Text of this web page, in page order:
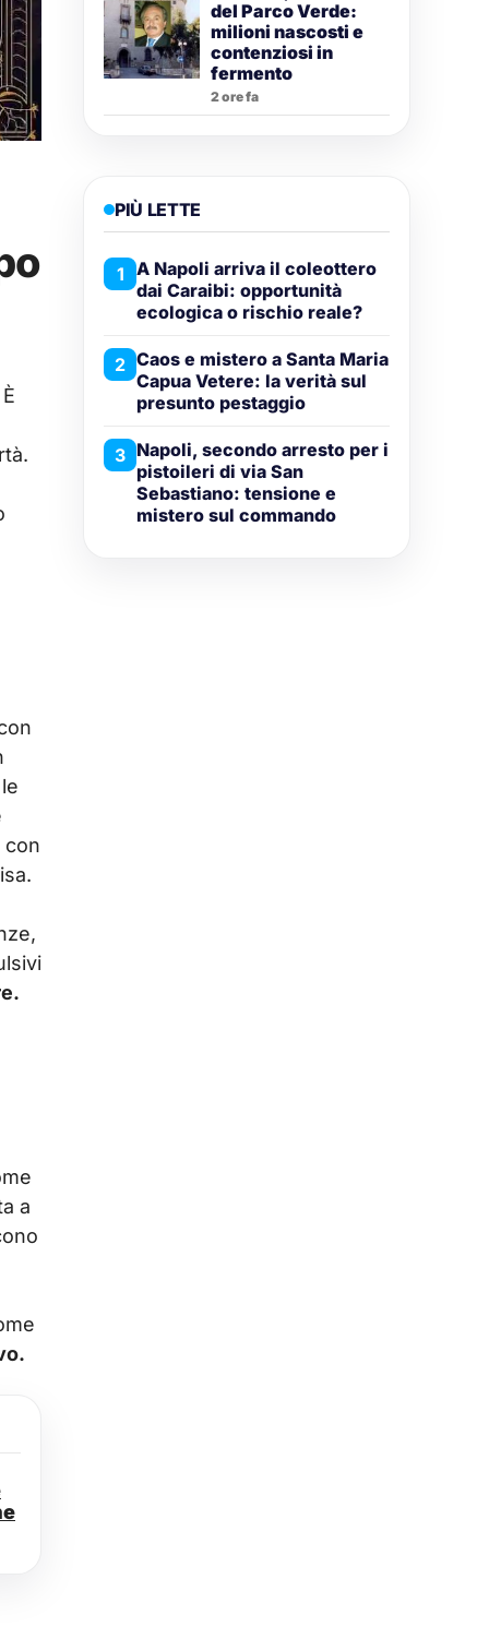
con
a
del Parco Verde:
milioni nascosti e
contenziosi in
fermento
2 ore fa
PIÙ LETTE
1 A Napoli arriva il coleottero
dai Caraibi: opportunità
ecologica o rischio reale?
2 Caos e mistero a Santa Maria
Capua Vetere: la verità sul
presunto pestaggio
3 Napoli, secondo arresto per i
pistoileri di via San
Sebastiano: tensione e
mistero sul commando